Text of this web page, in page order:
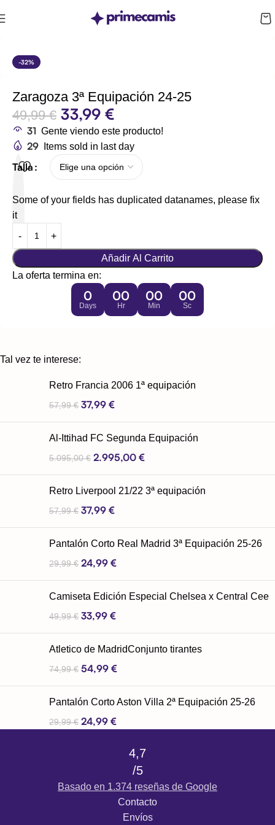
-32%
Zaragoza 3ª Equipación 24-25
49,99€ 33,99 €
31 Gente viendo este producto!
29 Items sold in last day
Talla
Some of your fields has duplicated datanames, please fix
it
Añadir Al Carrito
La oferta termina en:
0
Days
00
Hr
00
Min
00
Sc
Tal vez te interese:
Retro Francia 2006 1ª equipación
57,99€ 37,99 €
Al-Ittihad FC Segunda Equipación
5.095,00€ 2.995,00 €
Retro Liverpool 21/22 3ª equipación
57,99€ 37,99 €
Pantalón Corto Real Madrid 3ª Equipación 25-26
29,99€ 24,99 €
Camiseta Edición Especial Chelsea x Central Cee
49,99€ 33,99 €
Atletico de MadridConjunto tirantes
74,99€ 54,99 €
Pantalón Corto Aston Villa 2ª Equipación 25-26
29,99€ 24,99 €
4,7
/5
Basado en 1.374 reseñas de Google
Contacto
Envíos